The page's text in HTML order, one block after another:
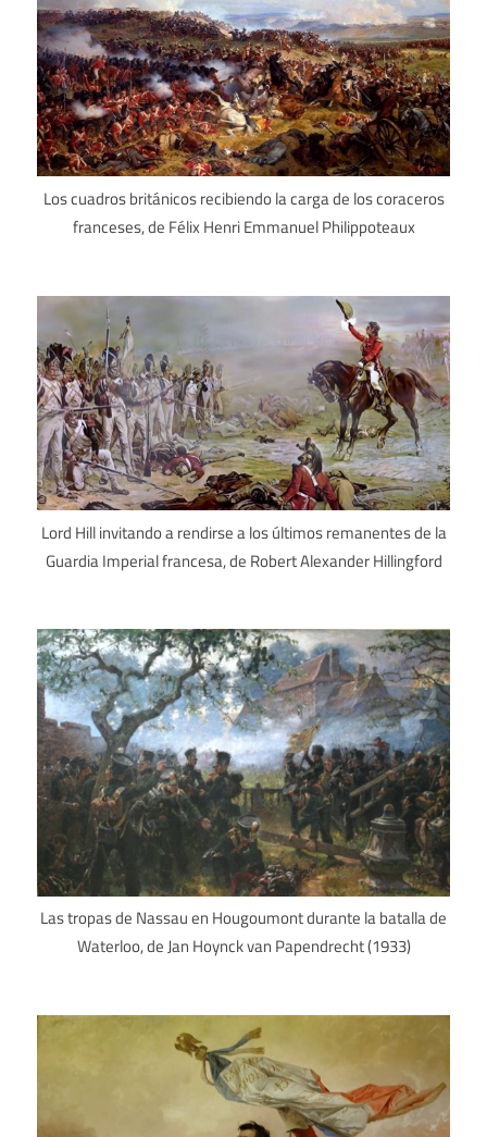
Los cuadros británicos recibiendo la carga de los coraceros
franceses, de Félix Henri Emmanuel Philippoteaux
Lord Hill invitando a rendirse a los últimos remanentes de la
Guardia Imperial francesa, de Robert Alexander Hillingford
Las tropas de Nassau en Hougoumont durante la batalla de
Waterloo, de Jan Hoynck van Papendrecht (1933)